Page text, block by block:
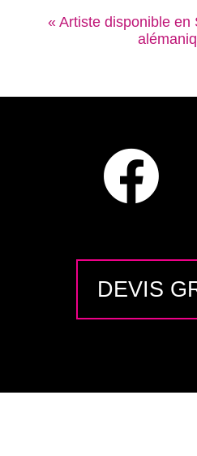
« Artiste disponible en
DEVIS